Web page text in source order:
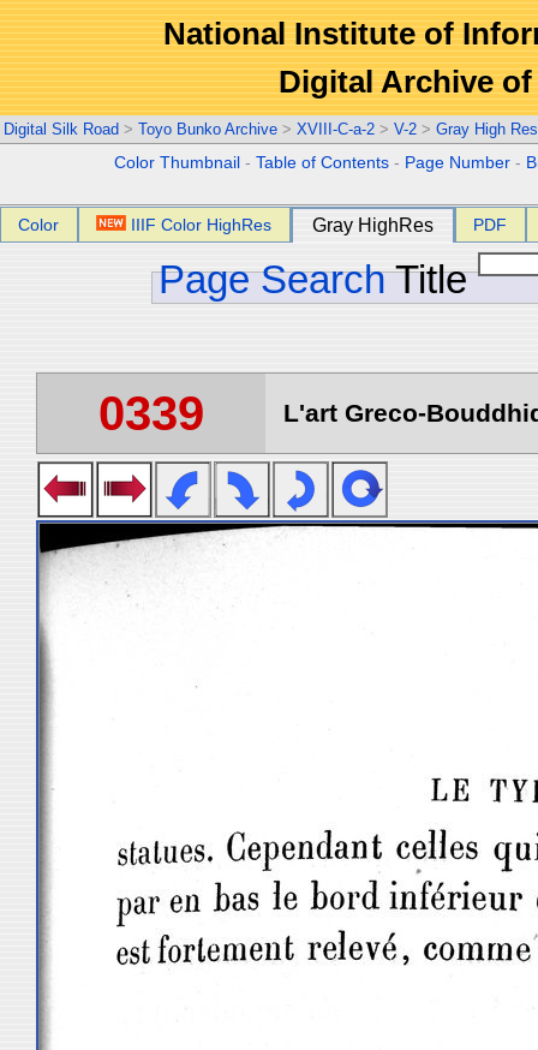
National Institute of
Digital Archive
Digital Silk Road > Toyo Bunko Archive > XVIII-C-a-2 > V-2 > Gray High
Color Thumbnail -Table of Contents - Page Number -
Color IIIF Color HighRes Gray HighRes PDF
Page Search Title
0339 L'art Greco-